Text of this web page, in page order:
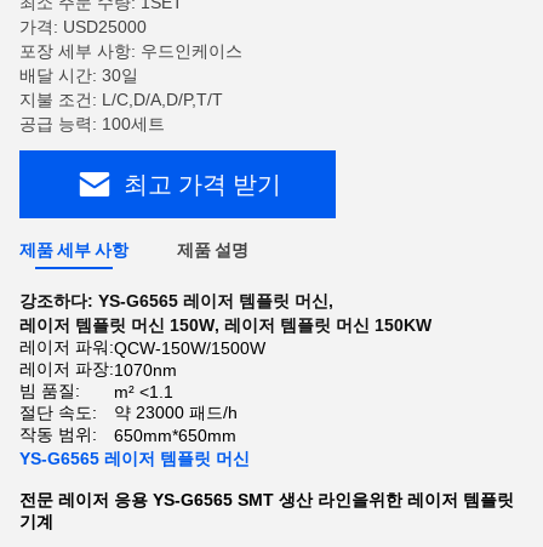
가격: USD25000
포장 세부 사항: 우드인케이스
배달 시간: 30일
지불 조건: L/C,D/A,D/P,T/T
공급 능력: 100세트
최고 가격 받기
제품 세부 사항 제품 설명
강조하다: YS-G6565 레이저 템플릿 머신 ,
레이저 템플릿 머신 150W, 레이저 템플릿 머신 150KW
레이저 파워:QCW-150W/1500W
레이저 파장:1070nm
빔 품질:
m² <1.1
절단 속도:
약 23000 패드/h
작동 범위:
650mm*650mm
YS-G6565 레이저 템플릿 머신
전문 레이저 응용 YS-G6565 SMT 생산 라인을위한 레이저 템플릿
기계